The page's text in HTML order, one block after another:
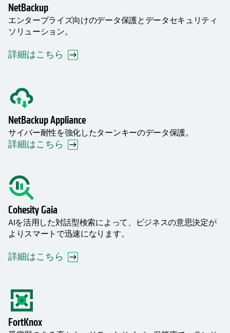
NetBackup
エンタープライズ向けのデータ保護とデータセキュリティ
ソリューション。
詳細はこちら
NetBackup Appliance
サイバー耐性を強化したターンキーのデータ保護。
詳細はこちら
Cohesity Gaia
AIを活用した対話型検索によって、ビジネスの意思決定が
よりスマートで迅速になります。
詳細はこちら
FortKnox